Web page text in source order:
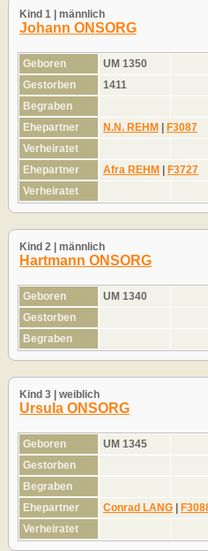
Kind 1 | männlich
Johann ONSORG
Geboren
UM 1350
Gestorben
1411
Begraben
Ehepartner
N.N. REHM | F3087
Verheiratet
Ehepartner
Afra REHM | F3727
Verheiratet
Kind 2 | männlich
Hartmann ONSORG
Geboren
UM 1340
Gestorben
Begraben
Kind 3 | weiblich
Ursula ONSORG
Geboren
UM 1345
Gestorben
Begraben
Ehepartner
Conrad LANG |
Verheiratet